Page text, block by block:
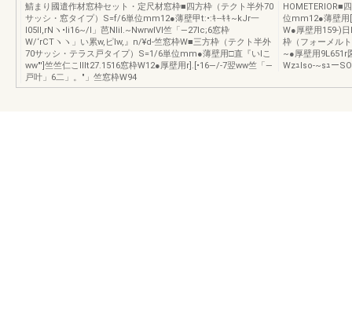
鯖まり國遣作材窓枠セット・定尺材窓枠■四方枠（テクト半外70
サッシ・窓タイプ）S=f/6単位mm12●薄壁甲t:•:ｷ--ｷｷ~kJr一
l05II,rNヽ•Ii16~/l」芭NliI.~NwrwIVI竺「―27Ic;6窓枠
W/‘rCTヽヽ」い累w,ピIw,』n/¥d-竺窓枠W■三方枠（テクト半外
70サッシ・テラス戸タイプ）S=1/6単位mm●薄壁用□直『いlこ
ww"']竺竺仁こIIIt27.1516窓枠W12●厚壁用r].[•16—/-7翌ww竺「―
戸叶」6二」。"」竺窓枠W94
HOMETERIOR■
位mm12●薄壁用
W●厚壁用159-)
枠（フォーメル
~●厚壁用9L651r
Wzｭlso-~sｭー